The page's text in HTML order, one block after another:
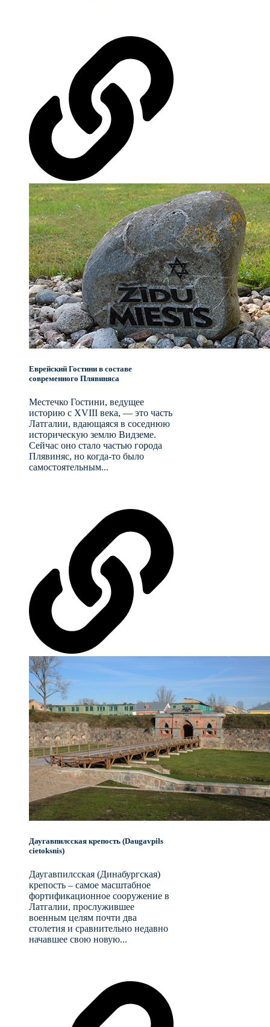
Еврейский Гостини в составе
современного Плявиняса
Местечко Гостини, ведущее
историю с XVIII века, — это часть
Латгалии, вдающаяся в соседнюю
историческую землю Видземе.
Сейчас оно стало частью города
Плявиняс, но когда-то было
самостоятельным...
Даугавпилсская крепость (Daugavpils
cietoksnis)
Даугавпилсская (Динабургская)
крепость – самое масштабное
фортификационное сооружение в
Латгалии, прослужившее
военным целям почти два
столетия и сравнительно недавно
начавшее свою новую...